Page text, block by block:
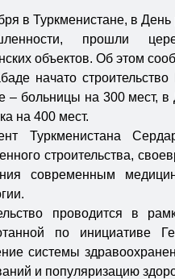
в Туркменистане, в
прошли
объектов. Об этом
начато
– больницы на 300 мест,
на 400 мест.
Туркменистана
строительства,
современным
проводится в
по инициативе
системы
и популяризацию